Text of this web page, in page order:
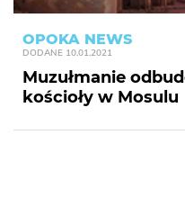
OPOKA NEWS
DODANE 10.01.2021
Muzułmanie
kościoły w Mosulu